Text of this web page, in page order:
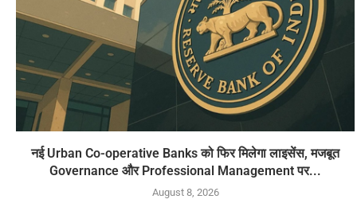
नई Urban Co-operative Banks को फिर मिलेगा लाइसेंस, मजबूत
Governance और Professional Management पर...
August 8, 2026